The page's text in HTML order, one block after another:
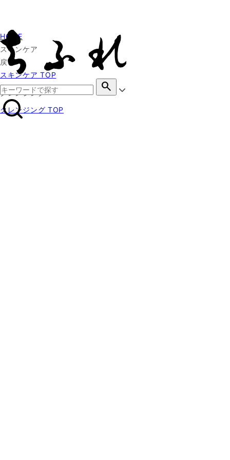
search
HOME
スキンケア
戻る
スキンケア TOP
クレンジング
クレンジング TOP